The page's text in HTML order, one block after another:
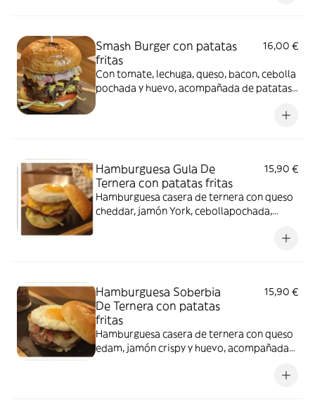
Smash Burger con patatas
fritas
16,00 €
Con tomate, lechuga, queso, bacon, cebolla
pochada y huevo, acompañada de patatas
Hamburguesa Gula De
Ternera con patatas fritas
15,90 €
Hamburguesa casera de ternera con queso
cheddar, jamón York, cebollapochada,
Hamburguesa Soberbia
De Ternera con patatas
fritas
15,90 €
Hamburguesa casera de ternera con queso
edam, jamón crispy y huevo, acompañada